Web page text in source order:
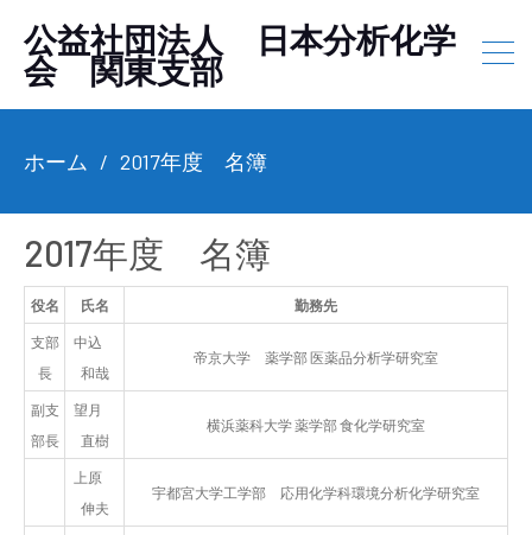
公益社団法人 日本分析化学
会 関東支部
ホーム 2017年度 名簿
2017年度 名簿
役名 氏名 勤務先
支部
長
中込
和哉
帝京大学 薬学部 医薬品分析学研究室
副支
部長
望月
直樹
横浜薬科大学 薬学部 食化学研究室
上原
伸夫
宇都宮大学工学部 応用化学科環境分析化学研究室